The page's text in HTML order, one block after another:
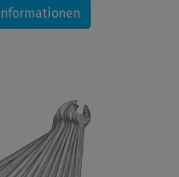
Versandkosten